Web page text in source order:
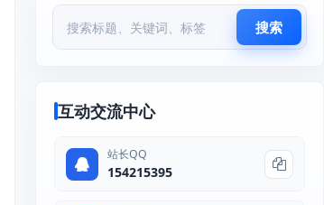
搜索
互动交流中心
站长QQ
154215395